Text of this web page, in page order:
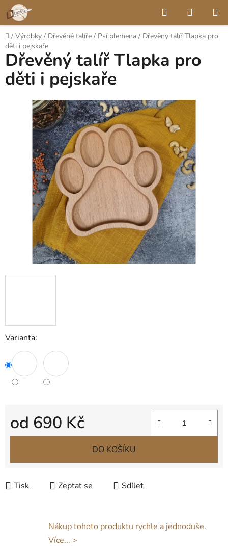
Přejít
na
obsah
Hledat
KOŠÍK
Domů
/ Výrobky / Dřevěné talíře / Psí plemena / Dřevěný talíř Tlapka pro
děti i pejskaře
Varianta:
od 690 Kč
Měrná cena:
DO KOŠÍKU
Tisk Zeptat se Sdílet
Dřevěný talíř Tlapka pro
děti i pejskaře
Nákup tohoto produktu rychle a jednoduše.
Více... >